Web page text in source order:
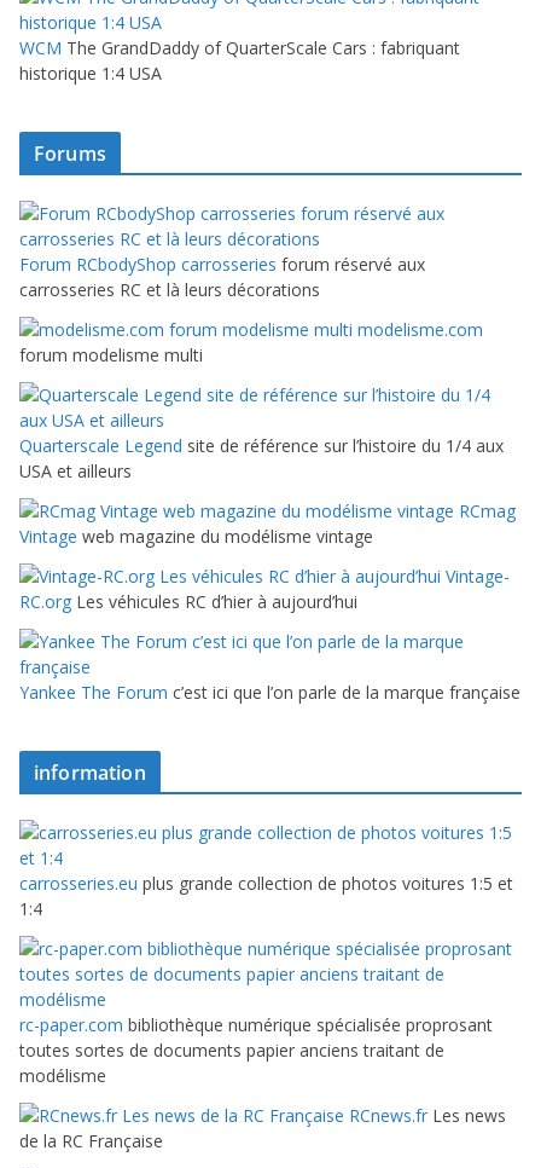
WCM The GrandDaddy of QuarterScale Cars : fabriquant
historique 1:4 USA
Forums
Forum RCbodyShop carrosseries forum réservé aux
carrosseries RC et là leurs décorations
modelisme.com
forum modelisme multi
Quarterscale Legend site de référence sur l’histoire du 1/4 aux
USA et ailleurs
RCmag
Vintage web magazine du modélisme vintage
Vintage-
RC.org Les véhicules RC d’hier à aujourd’hui
Yankee The Forum c’est ici que l’on parle de la marque française
information
carrosseries.eu plus grande collection de photos voitures 1:5 et
1:4
rc-paper.com bibliothèque numérique spécialisée proprosant
toutes sortes de documents papier anciens traitant de
modélisme
RCnews.fr Les news
de la RC Française